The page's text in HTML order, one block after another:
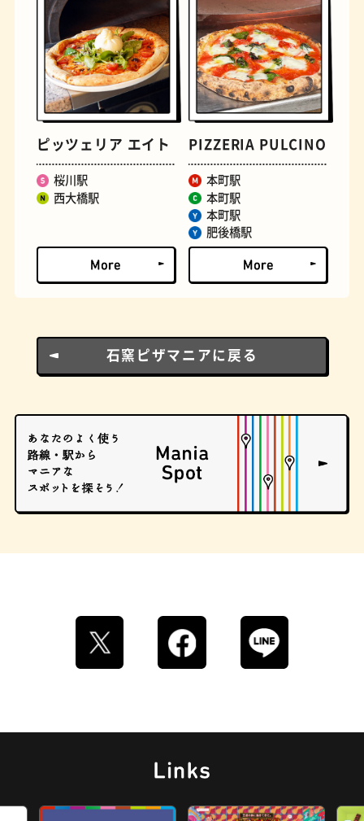
おでん らせん階段
ピッツェリア エイト
桜川駅
西大橋駅
PIZZERIA PULCINO
本町駅
本町駅
本町駅
肥後橋駅
石窯ピザマニアに戻る